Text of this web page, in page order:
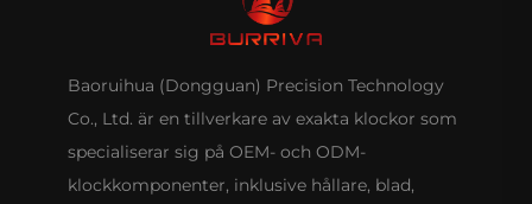
Baoruihua (Dongguan) Precision Technology
Co., Ltd. är en tillverkare av exakta klockor som
specialiserar sig på OEM- och ODM-
klockkomponenter, inklusive hållare, blad,